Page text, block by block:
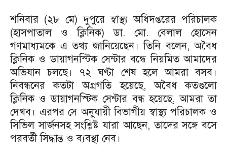
শনিবার (২৮ মে) দুপুরে স্বাস্থ্য অধিদপ্তরের পরিচালক
(হাসপাতাল ও ক্লিনিক) ডা. মো. বেলাল হোসেন
গণমাধ্যমকে এ তথ্য জানিয়েছেন। তিনি বলেন, অবৈধ
ক্লিনিক ও ডায়াগনস্টিক সেন্টার বন্ধে নিয়মিত আমাদের
অভিযান চলছে। ৭২ ঘণ্টা শেষ হলে আমরা বসব।
নিবন্ধনের কতটা অগ্রগতি হয়েছে, অবৈধ কতগুলো
ক্লিনিক ও ডায়াগনস্টিক সেন্টার বন্ধ হয়েছে, আমরা তা
দেখব। এরপর সে অনুযায়ী বিভাগীয় স্বাস্থ্য পরিচালক ও
সিভিল সার্জনসহ সংশ্লিষ্ট যারা আছেন, তাদের সঙ্গে বসে
পরবর্তী সিদ্ধান্ত ও ব্যবস্থা নেব।